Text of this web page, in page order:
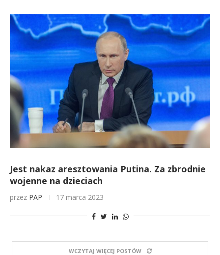
Jest nakaz aresztowania Putina. Za zbrodnie
wojenne na dzieciach
przez PAP 17 marca 2023
WCZYTAJ WIĘCEJ POSTÓW